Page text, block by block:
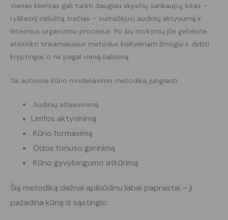
Vienas klientas gali turėti daugiau skysčių sankaupų, kitas –
ryškesnį celiulitą, trečias – sumažėjusį audinių aktyvumą ir
lėtesnius organizmo procesus. Po šių mokymų jūs gebėsite
atsirinkti tinkamiausius metodus kiekvienam žmogui ir dirbti
kryptingai, o ne pagal vieną šabloną.
Tai autorinė kūno modeliavimo metodika, jungianti:
Audinių atlaisvinimą
Limfos aktyvinimą
Kūno formavimą
Odos tonuso gerinimą
Kūno gyvybingumo atkūrimą
Šią metodiką dažnai apibūdinu labai paprastai – ji
pažadina kūną iš sąstingio.